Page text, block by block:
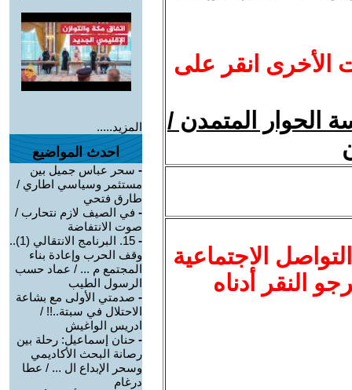
الأخرى انقر على
الحوار المتمدن /
الاجتماعية
النقر أدناه
المزيد.....
احدث المواضيع
- سحر عباس جميل بين
مستثمر وسياسي اطاري /
طارق فتحي
- في الصيف لازم نتحارب /
صوت الانتفاضة
-
15. البرنامج الانتقالي (1)..
وقف الحرب وإعادة بناء
المجتمع م ... / عماد حسب
الرسول الطيب
- صدمتي الأولى مع بشاعة
الاحتلال في سبتة..!! /
ادريس الواغيش
- حنان إسماعيل: رحلة بين
رصانة البحث الأكاديمي
وسحر الإبداع ال ... / عطا
درغام